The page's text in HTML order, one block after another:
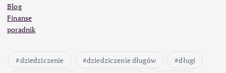
Blog
Finanse
poradnik
dziedziczenie dziedziczenie długów
długi